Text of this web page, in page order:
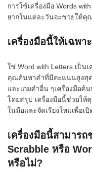
การใช้เครื่องมือ Words
ยากในแต่ละวันจะช่วยให้คุ
เครื่องมือนี้ให้เฉพา
ใช่ Word with Letters เป็น
คุณค้นหาคำที่มีคะแนนสูงสุด
และเกมคำอื่น ๆเครื่องมือค้
โดยสรุป เครื่องมือนี้ช่วยใ
ในมือและจัดเรียงใหม่เพื่อเ
เครื่องมือนี้สามาร
Scrabble หรือ
หรือไม่?